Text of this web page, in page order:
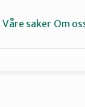
Våre saker Om